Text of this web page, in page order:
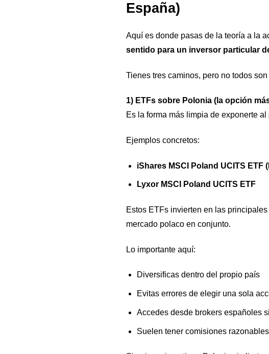
España)
Aquí es donde pasas de la teoría a la
sentido para un inversor particular
Tienes tres caminos, pero no todos
1) ETFs sobre Polonia (la opción
Es la forma más limpia de exponerte
Ejemplos concretos:
iShares MSCI Poland UCITS ETF
Lyxor MSCI Poland UCITS ETF
Estos ETFs invierten en las
mercado polaco en conjunto.
Lo importante aquí:
Diversificas dentro del propio país
Evitas errores de elegir una sola
Accedes desde brokers españoles
Suelen tener comisiones razonables